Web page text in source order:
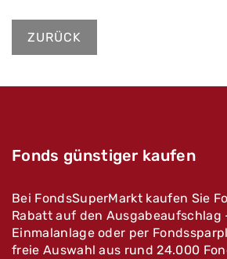
ZURÜCK
Fonds günstiger kaufen
Bei FondsSuperMarkt kaufen Sie
Rabatt auf den Ausgabeaufschlag
Einmalanlage oder per
freie Auswahl aus rund 24.000